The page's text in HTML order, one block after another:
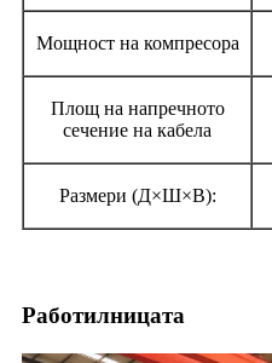
Мощност на компресора
Площ на напречното
сечение на кабела
Размери (Д×Ш×В):
Работилницата